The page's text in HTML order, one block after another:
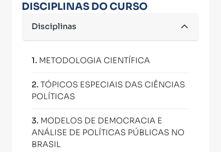
DISCIPLINAS DO CURSO
Disciplinas
1. METODOLOGIA CIENTÍFICA
2.TÓPICOS ESPECIAIS DAS CIÊNCIAS
POLÍTICAS
3. MODELOS DE DEMOCRACIA E
ANÁLISE DE POLÍTICAS PÚBLICAS NO
BRASIL